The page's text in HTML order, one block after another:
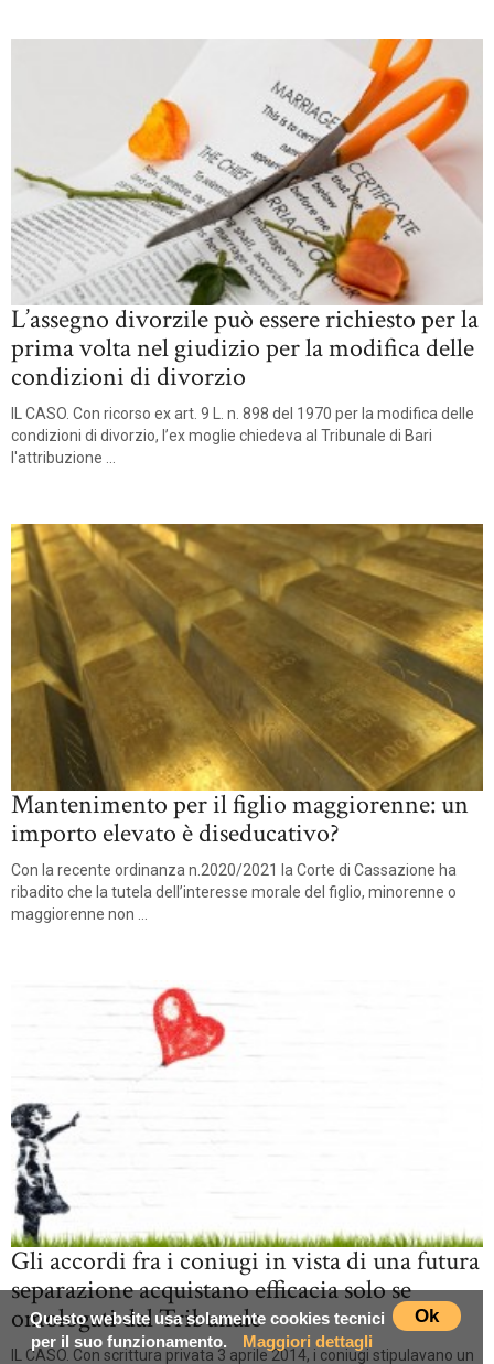
L’assegno divorzile può essere richiesto per la
prima volta nel giudizio per la modifica delle
condizioni di divorzio
IL CASO. Con ricorso ex art. 9 L. n. 898 del 1970 per la modifica delle
condizioni di divorzio, l’ex moglie chiedeva al Tribunale di Bari
l'attribuzione ...
Mantenimento per il figlio maggiorenne: un
importo elevato è diseducativo?
Con la recente ordinanza n.2020/2021 la Corte di Cassazione ha
ribadito che la tutela dell’interesse morale del figlio, minorenne o
maggiorenne non ...
Gli accordi fra i coniugi in vista di una futura
separazione acquistano efficacia solo se
omologati dal Tribunale
IL CASO. Con scrittura privata 3 aprile 2014, i coniugi stipulavano un
Ok
Questo website usa solamente cookies tecnici
per il suo funzionamento.
Maggiori dettagli